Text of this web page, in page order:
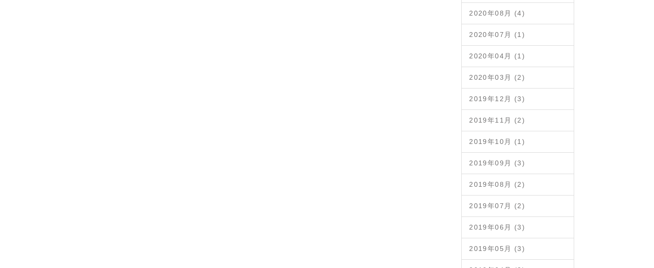
2020年08月 (4)
2020年07月 (1)
2020年04月 (1)
2020年03月 (2)
2019年12月 (3)
2019年11月 (2)
2019年10月 (1)
2019年09月 (3)
2019年08月 (2)
2019年07月 (2)
2019年06月 (3)
2019年05月 (3)